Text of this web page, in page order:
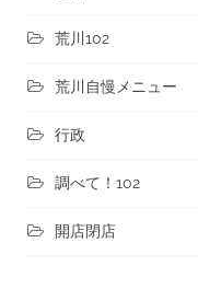
荒川102
荒川自慢メニュー
行政
調べて！102
開店閉店